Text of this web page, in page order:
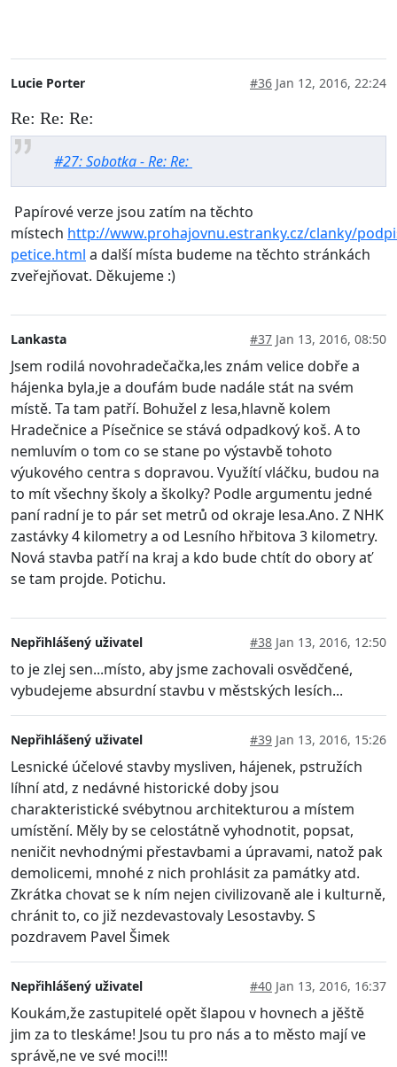
Lucie Porter #36 Jan 12, 2016, 22:24
Re: Re: Re:
#27: Sobotka - Re: Re:
Papírové verze jsou zatím na těchto
místech http://www.prohajovnu.estranky.cz/clanky/
petice.html a další místa budeme na těchto stránkách
zveřejňovat. Děkujeme :)
Lankasta #37 Jan 13, 2016, 08:50
Jsem rodilá novohradečačka,les znám velice dobře a
hájenka byla,je a doufám bude nadále stát na svém
místě. Ta tam patří. Bohužel z lesa,hlavně kolem
Hradečnice a Písečnice se stává odpadkový koš. A to
nemluvím o tom co se stane po výstavbě tohoto
výukového centra s dopravou. Využítí vláčku, budou na
to mít všechny školy a školky? Podle argumentu jedné
paní radní je to pár set metrů od okraje lesa.Ano. Z NHK
zastávky 4 kilometry a od Lesního hřbitova 3 kilometry.
Nová stavba patří na kraj a kdo bude chtít do obory ať
se tam projde. Potichu.
Nepřihlášený uživatel #38 Jan 13, 2016, 12:50
to je zlej sen...místo, aby jsme zachovali osvědčené,
vybudejeme absurdní stavbu v městských lesích...
Nepřihlášený uživatel #39 Jan 13, 2016, 15:26
Lesnické účelové stavby mysliven, hájenek, pstružích
líhní atd, z nedávné historické doby jsou
charakteristické svébytnou architekturou a místem
umístění. Měly by se celostátně vyhodnotit, popsat,
neničit nevhodnými přestavbami a úpravami, natož pak
demolicemi, mnohé z nich prohlásit za památky atd.
Zkrátka chovat se k ním nejen civilizovaně ale i kulturně,
chránit to, co již nezdevastovaly Lesostavby. S
pozdravem Pavel Šimek
Nepřihlášený uživatel #40 Jan 13, 2016, 16:37
Koukám,že zastupitelé opět šlapou v hovnech a jěště
jim za to tleskáme! Jsou tu pro nás a to město mají ve
správě,ne ve své moci!!!